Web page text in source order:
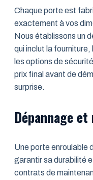
Chaque porte est
exactement à vos
Nous établissons un
qui inclut la
les options de
prix final avant de
surprise.
Dépannage
Une porte enroulable
garantir sa durabilité
contrats de